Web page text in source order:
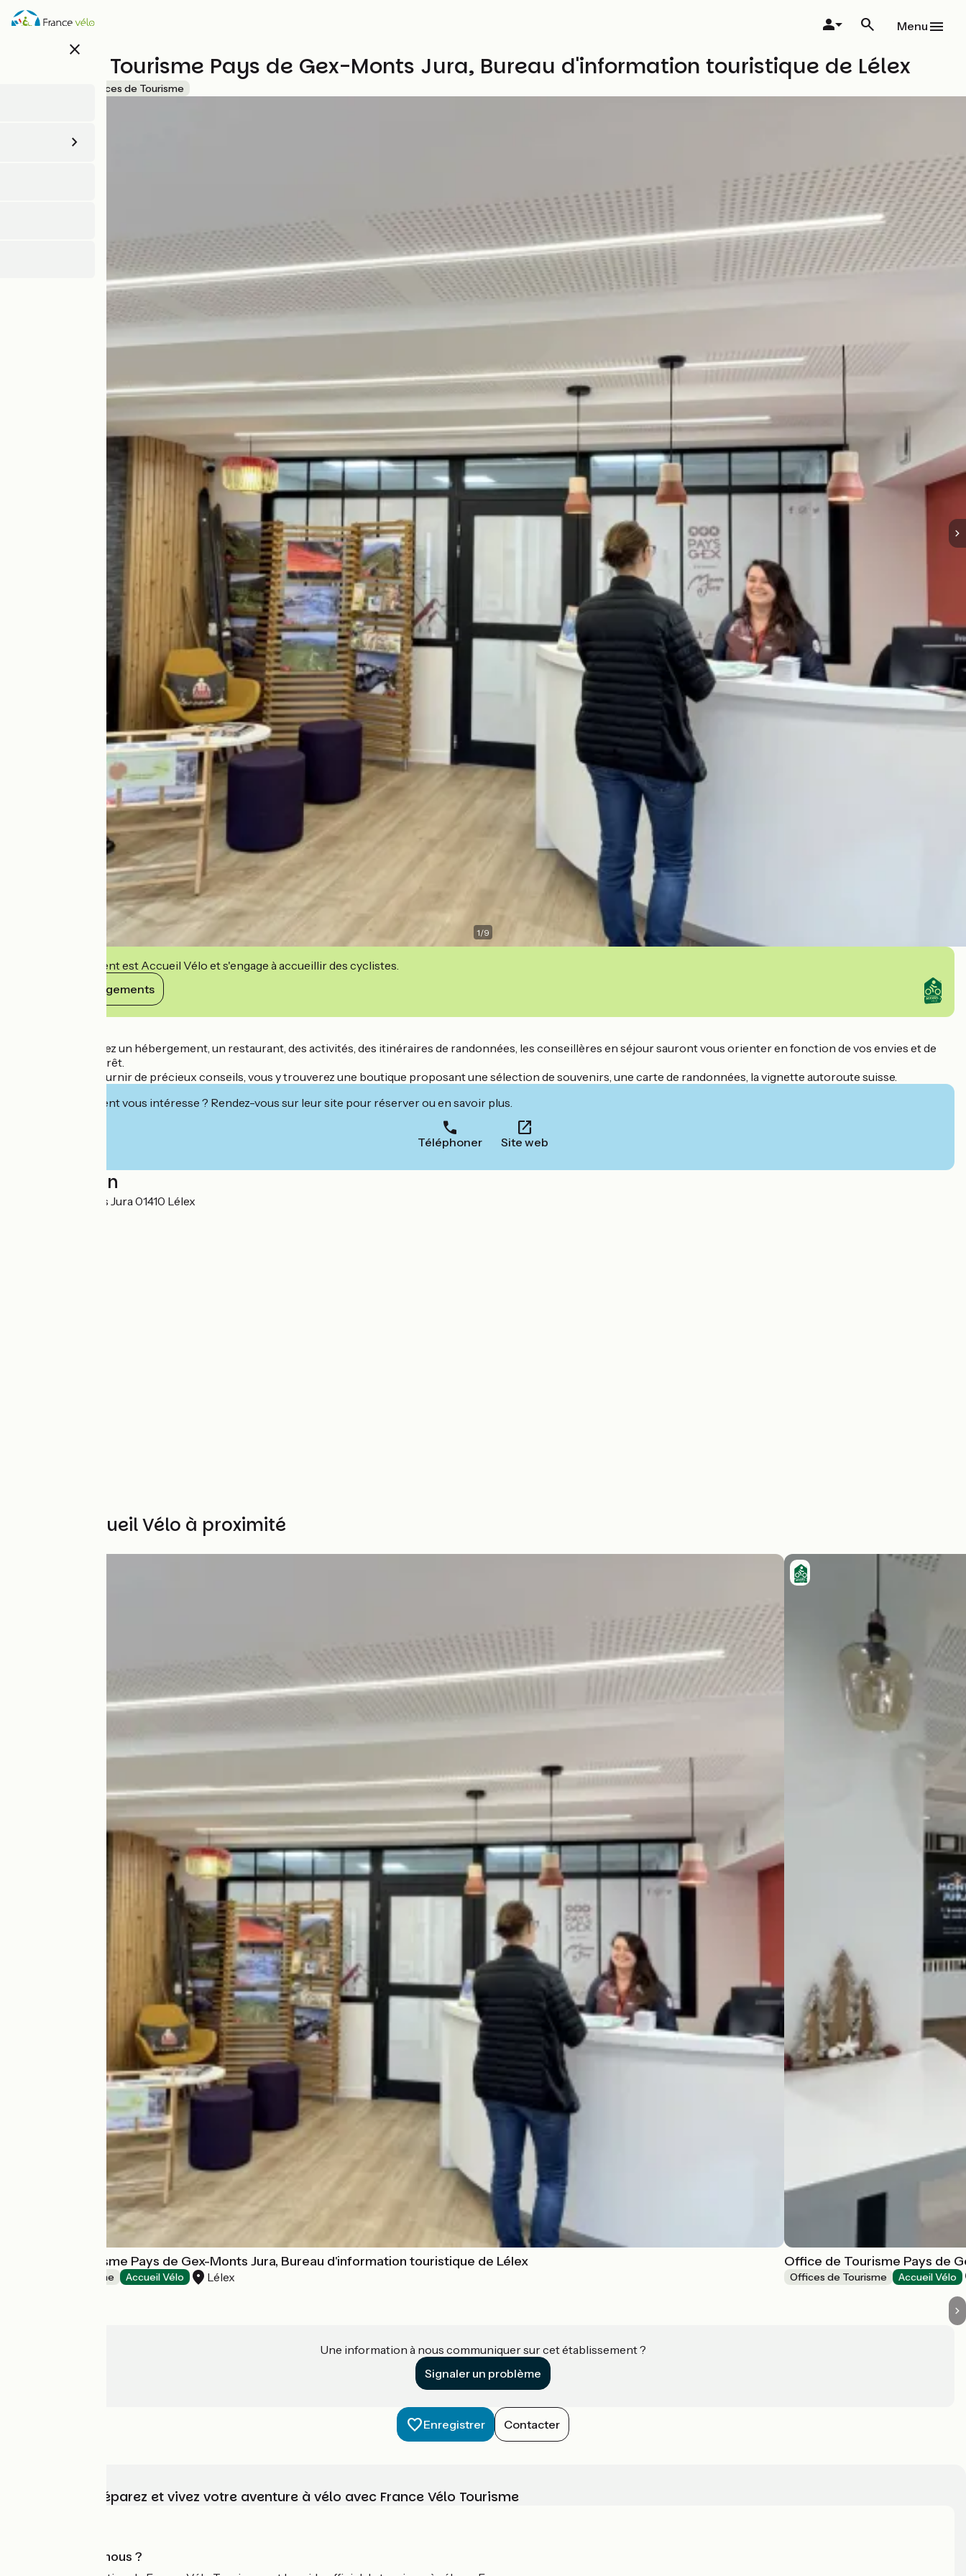
Aller
au
close
Menu
Office de Tourisme Pays de Gex-Monts Jura, Bureau d'information touristique de Lélex
Offices de Tourisme
1/9
Cet établissement est Accueil Vélo et s'engage à accueillir des cyclistes.
Voir ses engagements
Que vous cherchiez un hébergement, un restaurant, des activités, des itinéraires de randonnées, les conseillères en séjour sauront vous orienter en fonction de vos envies et de
vos centres d'intérêt.
En plus de vous fournir de précieux conseils, vous y trouverez une boutique proposant une sélection de souvenirs, une carte de randonnées, la vignette autoroute suisse.
Cet établissement vous intéresse ? Rendez-vous sur leur site pour réserver ou en savoir plus.
Téléphoner Site web
Localisation
435 rue des Monts Jura 01410 Lélex
Autres Accueil Vélo à proximité
Office de Tourisme Pays de Gex-Monts Jura, Bureau d'information touristique de Lélex
Offices de Tourisme Accueil Vélo Lélex
Office de Tourisme Pays de
Offices de Tourisme Accueil Vélo
Une information à nous communiquer sur cet établissement ?
Signaler un problème
Enregistrer Contacter
Choisissez, préparez et vivez votre aventure à vélo avec France Vélo Tourisme
Qui sommes-nous ?